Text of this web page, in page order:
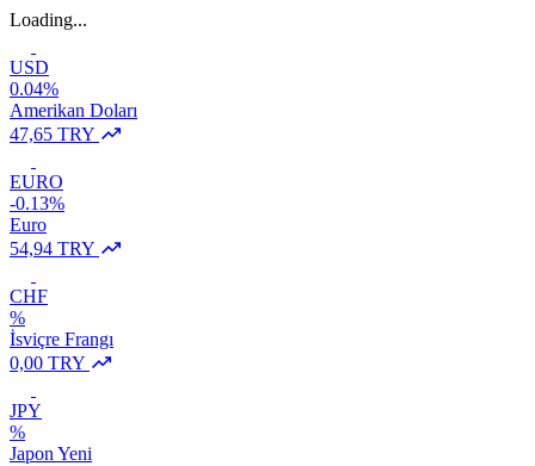
Loading...
USD
0.04%
Amerikan Doları
47,65 TRY
EURO
-0.13%
Euro
54,94 TRY
CHF
%
İsviçre Frangı
0,00 TRY
JPY
%
Japon Yeni